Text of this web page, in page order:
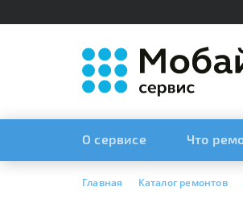
О сервисе Что
Главная Каталог ремонтов